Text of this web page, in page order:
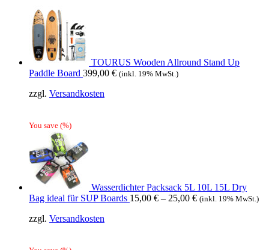
TOURUS Wooden Allround Stand Up
Paddle Board 399,00 € (inkl. 19% MwSt.)
zzgl. Versandkosten
You save (%)
Wasserdichter Packsack 5L 10L 15L Dry
Bag ideal für SUP Boards 15,00 € – 25,00 € (inkl. 19% MwSt.)
zzgl. Versandkosten